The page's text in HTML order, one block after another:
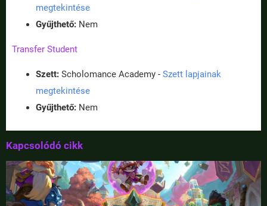
megtekintése
Gyűjthető: Nem
Transfer Student
Szett: Scholomance Academy - Szett lapjainak
megtekintése
Gyűjthető: Nem
Kapcsolódó cikk